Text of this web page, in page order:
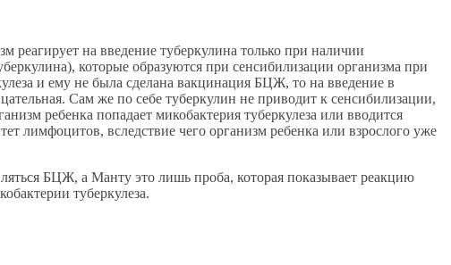
на введение туберкулина только при наличии
которые образуются при сенсибилизации организма при
и ему не была сделана вакцинация БЦЖ, то на введение в
Сам же по себе туберкулин не приводит к сенсибилизации,
ребенка попадает микобактерия туберкулеза или вводится
лимфоцитов, вследствие чего организм ребенка или взрослого уже
БЦЖ, а Манту это лишь проба, которая показывает реакцию
туберкулеза.